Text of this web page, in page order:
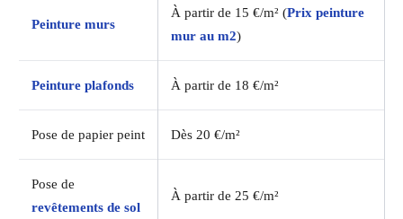
Peinture murs
À partir de 15 €/m² (Prix peinture
mur au m2)
Peinture plafonds À partir de 18 €/m²
Pose de papier peint Dès 20 €/m²
Pose de
revêtements de sol
À partir de 25 €/m²